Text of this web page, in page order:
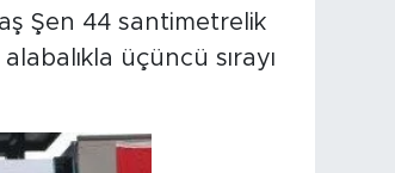
Şen 44 santimetrelik
üçüncü sırayı